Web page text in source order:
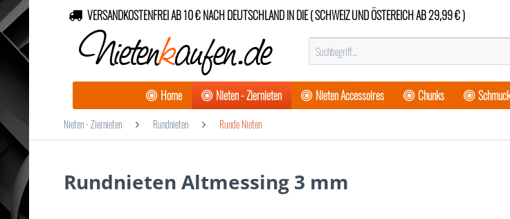
VERSANDKOSTENFREI AB 10 € NACH DEUTSCHLAND IN DIE ( SCHWEIZ UND ÖSTEREICH AB 29,99 € )
Nietenkaufen.de
Home Nieten - Ziernieten Nieten Accessoires Chunks Schmuck
Nieten - Ziernieten Rundnieten Runde Nieten
Rundnieten Altmessing 3 mm